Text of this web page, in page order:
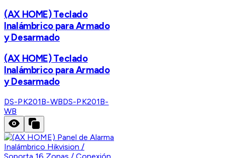
(AX HOME) Teclado
Inalámbrico para Armado
y Desarmado
(AX HOME) Teclado
Inalámbrico para Armado
y Desarmado
DS-PK201B-WBDS-PK201B-
WB